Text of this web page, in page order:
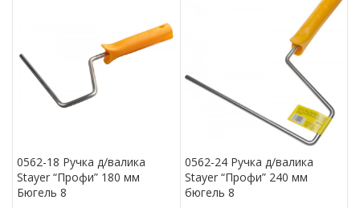
0562-18 Ручка д/валика
Stayer “Профи” 180 мм
Бюгель 8
0562-24 Ручка д/валика
Stayer “Профи” 240 мм
бюгель 8